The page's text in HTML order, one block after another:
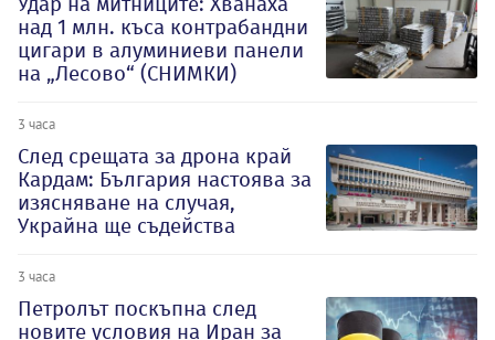
над 1 млн. къса контрабандни
цигари в алуминиеви панели
на „Лесово“ (СНИМКИ)
3 часа
След срещата за дрона край
Кардам: България настоява за
изясняване на случая,
Украйна ще съдейства
3 часа
Петролът поскъпна след
новите условия на Иран за